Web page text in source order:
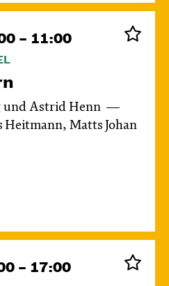
– 11:00
und Astrid Henn
Heitmann, Matts Johan
– 17:00